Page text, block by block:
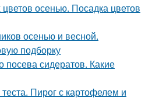
осенью. Посадка цветов
осенью и весной.
подборку
посева сидератов. Какие
Пирог с картофелем и